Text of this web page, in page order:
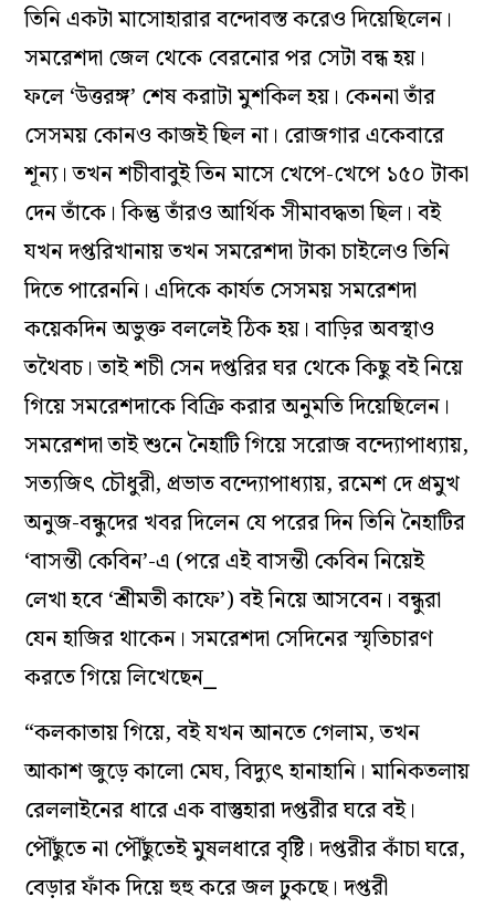
তিনি একটা মাসোহারার বন্দোবস্ত করেও দিয়েছিলেন।
সমরেশদা জেল থেকে বেরনোর পর সেটা বন্ধ হয়।
ফলে ‘উত্তরঙ্গ’ শেষ করাটা মুশকিল হয়। কেননা তাঁর
সেসময় কোনও কাজই ছিল না। রোজগার একেবারে
শূন্য। তখন শচীবাবুই তিন মাসে খেপে-খেপে ১৫০ টাকা
দেন তাঁকে। কিন্তু তাঁরও আর্থিক সীমাবদ্ধতা ছিল। বই
যখন দপ্তরিখানায় তখন সমরেশদা টাকা চাইলেও তিনি
দিতে পারেননি। এদিকে কার্যত সেসময় সমরেশদা
কয়েকদিন অভুক্ত বললেই ঠিক হয়। বাড়ির অবস্থাও
তথৈবচ। তাই শচী সেন দপ্তরির ঘর থেকে কিছু বই নিয়ে
গিয়ে সমরেশদাকে বিক্রি করার অনুমতি দিয়েছিলেন।
সমরেশদা তাই শুনে নৈহাটি গিয়ে সরোজ বন্দ্যোপাধ্যায়,
সত্যজিৎ চৌধুরী, প্রভাত বন্দ্যোপাধ্যায়, রমেশ দে প্রমুখ
অনুজ-বন্ধুদের খবর দিলেন যে পরের দিন তিনি নৈহাটির
‘বাসন্তী কেবিন’-এ (পরে এই বাসন্তী কেবিন নিয়েই
লেখা হবে ‘শ্রীমতী কাফে’) বই নিয়ে আসবেন। বন্ধুরা
যেন হাজির থাকেন। সমরেশদা সেদিনের স্মৃতিচারণ
করতে গিয়ে লিখেছেন⎯
“কলকাতায় গিয়ে, বই যখন আনতে গেলাম, তখন
আকাশ জুড়ে কালো মেঘ, বিদ্যুৎ হানাহানি। মানিকতলায়
রেললাইনের ধারে এক বাস্তুহারা দপ্তরীর ঘরে বই।
পৌঁছুতে না পৌঁছুতেই মুষলধারে বৃষ্টি। দপ্তরীর কাঁচা ঘরে,
বেড়ার ফাঁক দিয়ে হুহু করে জল ঢুকছে। দপ্তরী